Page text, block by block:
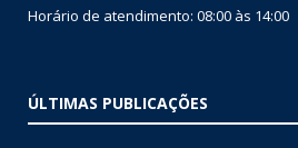
Horário de atendimento: 08:00 às 14:00
ÚLTIMAS PUBLICAÇÕES